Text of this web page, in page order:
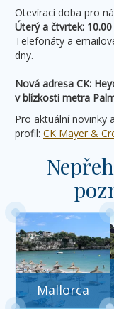
Otevírací doba pro
Úterý a čtvrtek:
Telefonáty a
dny.
Nová adresa CK:
v blízkosti metra
Pro aktuální novinky
profil: CK Mayer &
Mallorca